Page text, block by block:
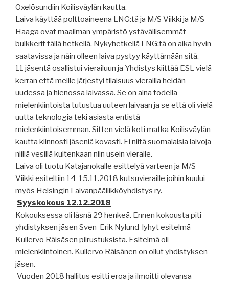
Oxelösundiin Koilisväylän kautta.
Laiva käyttää polttoaineena LNG:tä ja M/S Viikki ja M/S
Haaga ovat maailman ympäristö ystävällisemmät
bulkkerit tällä hetkellä. Nykyhetkellä LNG:tä on aika hyvin
saatavissa ja näin olleen laiva pystyy käyttämään sitä.
11 jäsentä osallistui vierailuun ja Yhdistys kiittää ESL vielä
kerran että meille järjestyi tilaisuus vierailla heidän
uudessa ja hienossa laivassa. Se on aina todella
mielenkiintoista tutustua uuteen laivaan ja se että oli vielä
uutta teknologia teki asiasta entistä
mielenkiintoisemman. Sitten vielä koti matka Koilisväylän
kautta kiinnosti jäseniä kovasti. Ei niitä suomalaisia laivoja
niillä vesillä kuitenkaan niin usein vieraile.
Laiva oli tuotu Katajanokalle esittelyä varteen ja M/S
Viikki esiteltiin 14-15.11.2018 kutsuvieraille joihin kuului
myös Helsingin Laivanpäällikköyhdistys ry.
Syyskokous 12.12.2018
Kokouksessa oli läsnä 29 henkeä. Ennen kokousta piti
yhdistyksen jäsen Sven-Erik Nylund lyhyt esitelmä
Kullervo Räisäsen piirustuksista. Esitelmä oli
mielenkiintoinen. Kullervo Räisänen on ollut yhdistyksen
jäsen.
Vuoden 2018 hallitus esitti eroa ja ilmoitti olevansa